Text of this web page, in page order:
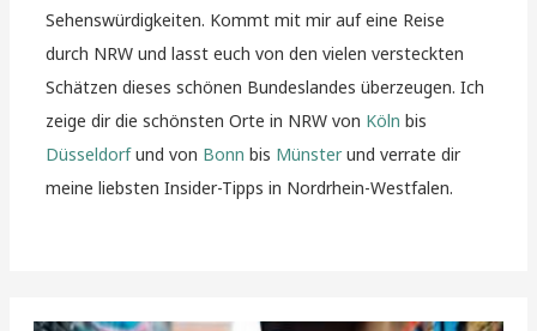
Sehenswürdigkeiten. Kommt mit mir auf eine Reise
durch NRW und lasst euch von den vielen versteckten
Schätzen dieses schönen Bundeslandes überzeugen. Ich
zeige dir die schönsten Orte in NRW von Köln bis
Düsseldorfund von Bonn bis Münsterund verrate dir
meine liebsten Insider-Tipps in Nordrhein-Westfalen.